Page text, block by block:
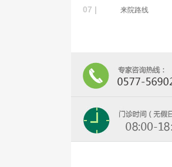
07 | 来院路线